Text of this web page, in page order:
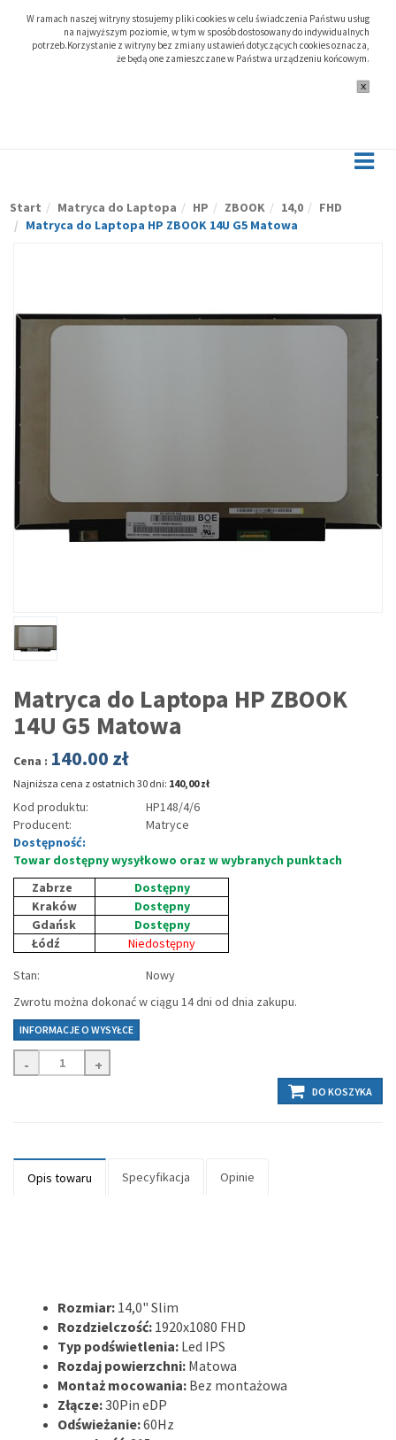
W ramach naszej witryny stosujemy pliki cookies w celu świadczenia Państwu usług
na najwyższym poziomie, w tym w sposób dostosowany do indywidualnych
potrzeb.Korzystanie z witryny bez zmiany ustawień dotyczących cookies oznacza,
że będą one zamieszczane w Państwa urządzeniu końcowym.
Start Matryca do Laptopa HP ZBOOK 14,0
FHD
Matryca do Laptopa HP ZBOOK 14U G5 Matowa
Matryca do Laptopa HP ZBOOK
14U G5 Matowa
Cena : 140.00 zł
Najniższa cena z ostatnich 30 dni: 140,00 zł
Kod produktu:
HP148/4/6
Producent:
Matryce
Dostępność:
Towar dostępny wysyłkowo oraz w wybranych punktach
Zabrze
Dostępny
Kraków
Dostępny
Gdańsk
Dostępny
Łódź
Niedostępny
Stan:
Nowy
Zwrotu można dokonać w ciągu 14 dni od dnia zakupu.
INFORMACJE O WYSYŁCE
- +
DO KOSZYKA
Opis towaru Specyfikacja Opinie
Rozmiar: 14,0" Slim
Rozdzielczość: 1920x1080 FHD
Typ podświetlenia: Led IPS
Rozdaj powierzchni: Matowa
Montaż mocowania: Bez montażowa
Złącze:30Pin eDP
Odświeżanie:60Hz